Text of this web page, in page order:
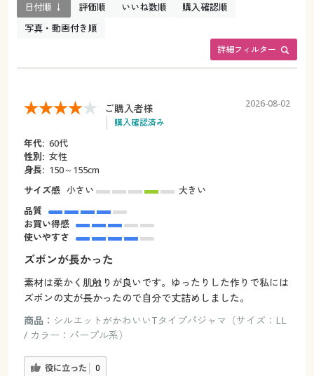
詳細フィルター
日付順 ↓ 評価順 いいね数順
購入確認順
写真・動画付き順
ご購入者様
購入確認済み
2026-08-02
年代: 60代
性別: 女性
身長: 150～155cm
サイズ感 小さい
大きい
品質
お買い得感
使いやすさ
ズボンが長かった
素材は柔かく肌触りが良いです。ゆったりした作りで私には
ズボンの丈が長かったので自分で丈詰めしました。
商品： シルエットがかわいいTタイプパジャマ（サイズ：LL
/ カラー：パープル系）
役に立った 0